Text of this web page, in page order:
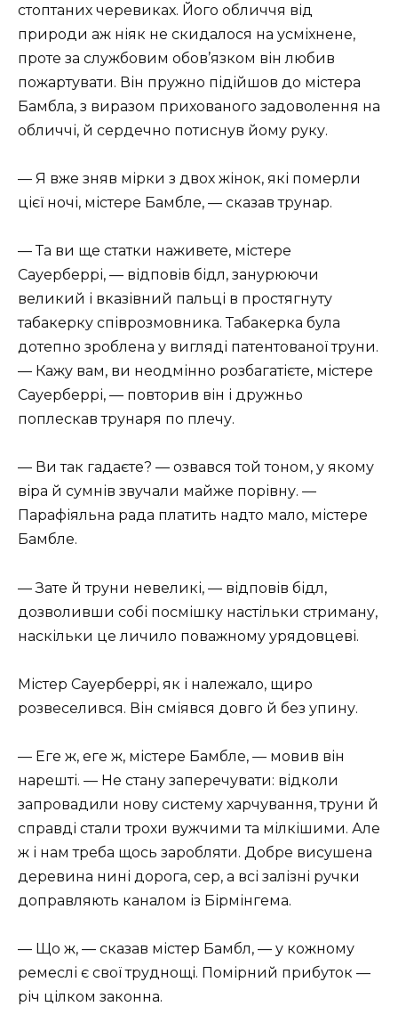
стоптаних черевиках. Його обличчя від
природи аж ніяк не скидалося на усміхнене,
проте за службовим обов’язком він любив
пожартувати. Він пружно підійшов до містера
Бамбла, з виразом прихованого задоволення на
обличчі, й сердечно потиснув йому руку.
— Я вже зняв мірки з двох жінок, які померли
цієї ночі, містере Бамбле, — сказав трунар.
— Та ви ще статки наживете, містере
Сауерберрі, — відповів бідл, занурюючи
великий і вказівний пальці в простягнуту
табакерку співрозмовника. Табакерка була
дотепно зроблена у вигляді патентованої труни.
— Кажу вам, ви неодмінно розбагатієте, містере
Сауерберрі, — повторив він і дружньо
поплескав трунаря по плечу.
— Ви так гадаєте? — озвався той тоном, у якому
віра й сумнів звучали майже порівну. —
Парафіяльна рада платить надто мало, містере
Бамбле.
— Зате й труни невеликі, — відповів бідл,
дозволивши собі посмішку настільки стриману,
наскільки це личило поважному урядовцеві.
Містер Сауерберрі, як і належало, щиро
розвеселився. Він сміявся довго й без упину.
— Еге ж, еге ж, містере Бамбле, — мовив він
нарешті. — Не стану заперечувати: відколи
запровадили нову систему харчування, труни й
справді стали трохи вужчими та мілкішими. Але
ж і нам треба щось заробляти. Добре висушена
деревина нині дорога, сер, а всі залізні ручки
доправляють каналом із Бірмінгема.
— Що ж, — сказав містер Бамбл, — у кожному
ремеслі є свої труднощі. Помірний прибуток —
річ цілком законна.